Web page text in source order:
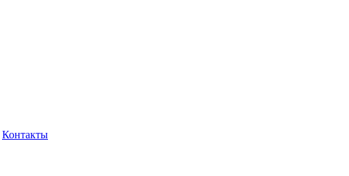
Контакты